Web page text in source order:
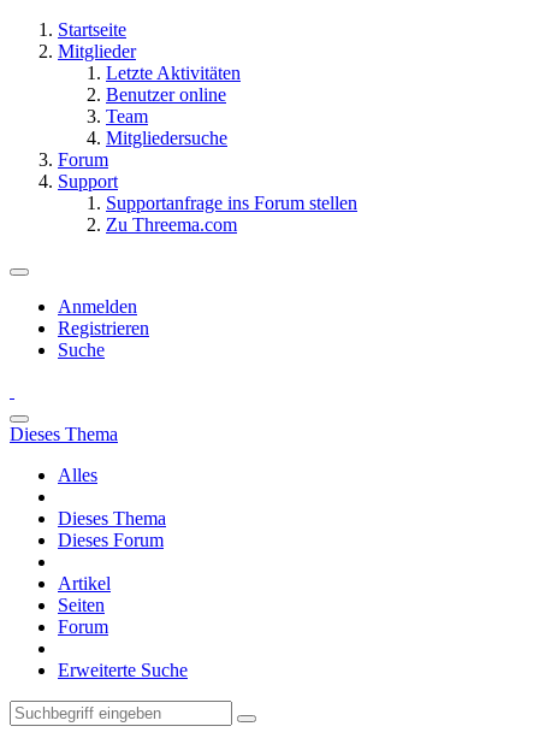
Startseite
Mitglieder
Letzte Aktivitäten
Benutzer online
Team
Mitgliedersuche
Forum
Support
Supportanfrage ins Forum stellen
Zu Threema.com
Anmelden
Registrieren
Suche
Dieses Thema
Alles
Dieses Thema
Dieses Forum
Artikel
Seiten
Forum
Erweiterte Suche